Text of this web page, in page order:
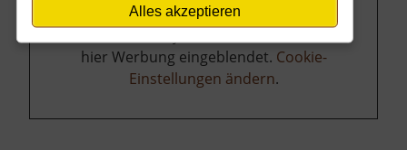
Alles akzeptieren
Um dieses Projekt zu finanzieren, wird
hier Werbung eingeblendet. Cookie-
Einstellungen ändern.